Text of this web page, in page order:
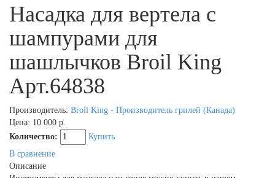
Насадка для вертела с
шампурами для
шашлычков Broil King
Арт.64838
Производитель: Broil King - Производитель грилей (Канада)
Цена: 10 000 р.
Количество:
Купить
В сравнение
Описание